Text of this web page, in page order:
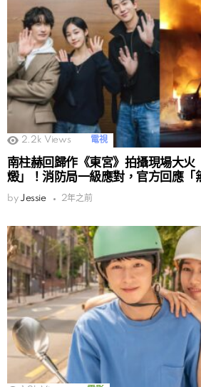
2.2k Views 電視
南柱赫回歸作《東宮》拍攝現場大火
燬」！消防局一級應對，官方回應「
by Jessie 2年之前